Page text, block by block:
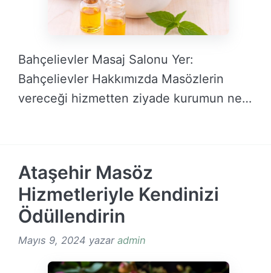
Bahçelievler Masaj Salonu Yer:
Bahçelievler Hakkımızda Masözlerin
vereceği hizmetten ziyade kurumun ne
Ataşehir Masöz
Hizmetleriyle Kendinizi
Ödüllendirin
Mayıs 9, 2024 yazar admin